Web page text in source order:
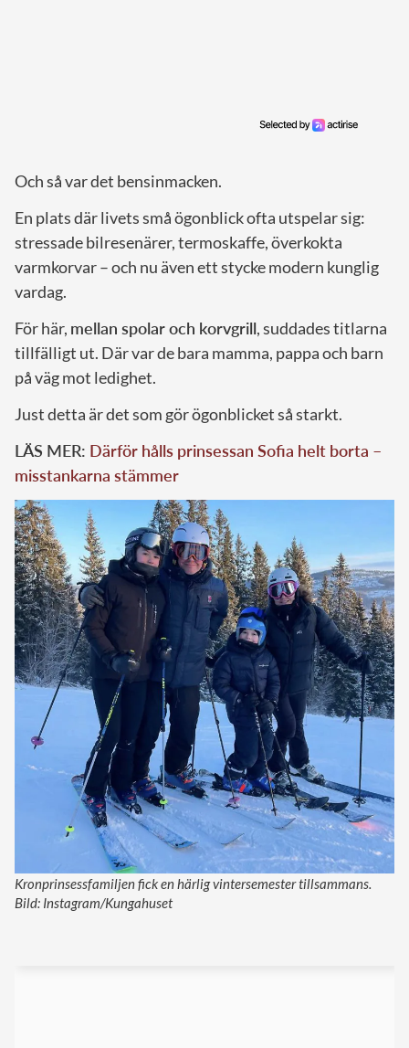
Och så var det bensinmacken.
En plats där livets små ögonblick ofta utspelar sig:
stressade bilresenärer, termoskaffe, överkokta
varmkorvar – och nu även ett stycke modern kunglig
vardag.
För här, mellan spolar och korvgrill, suddades titlarna
tillfälligt ut. Där var de bara mamma, pappa och barn
på väg mot ledighet.
Just detta är det som gör ögonblicket så starkt.
LÄS MER: Därför hålls prinsessan Sofia helt borta –
misstankarna stämmer
Kronprinsessfamiljen fick en härlig vintersemester tillsammans.
Bild: Instagram/Kungahuset